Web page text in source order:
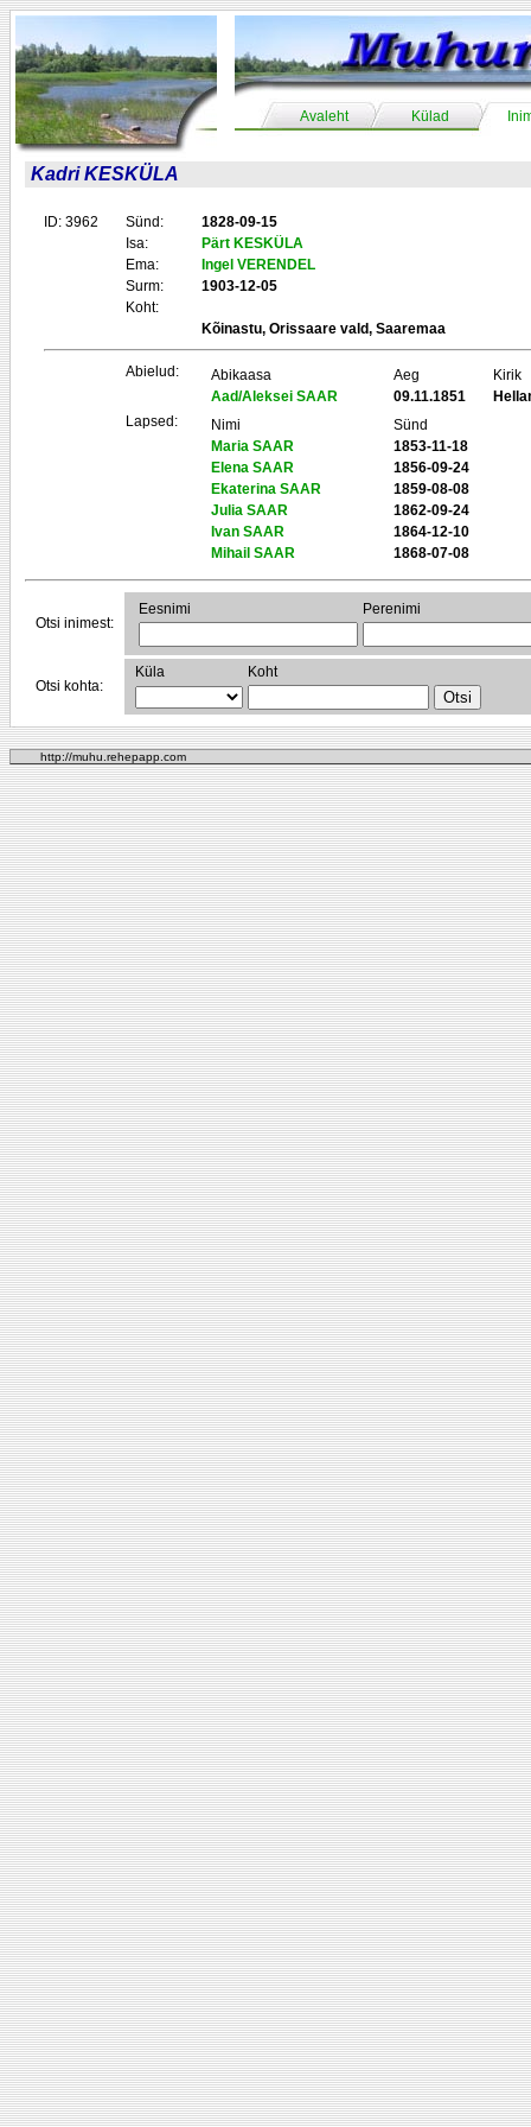
Avaleht Külad
Kadri KESKÜLA
ID: 3962 Sünd:
1828-09-15
Isa:
Pärt KESKÜLA
Ema:
Ingel VERENDEL
Surm:
1903-12-05
Koht:
Kõinastu, Orissaare vald, Saaremaa
Abielud: Abikaasa Aeg
Kirik
Aad/Aleksei SAAR
09.11.1851
Lapsed:
Nimi
Sünd
Maria SAAR
1853-11-18
Elena SAAR
1856-09-24
Ekaterina SAAR
1859-08-08
Julia SAAR
1862-09-24
Ivan SAAR
1864-12-10
Mihail SAAR
1868-07-08
Otsi inimest:
Eesnimi Perenimi
Otsi kohta:
Küla Koht
http://muhu.rehepapp.com